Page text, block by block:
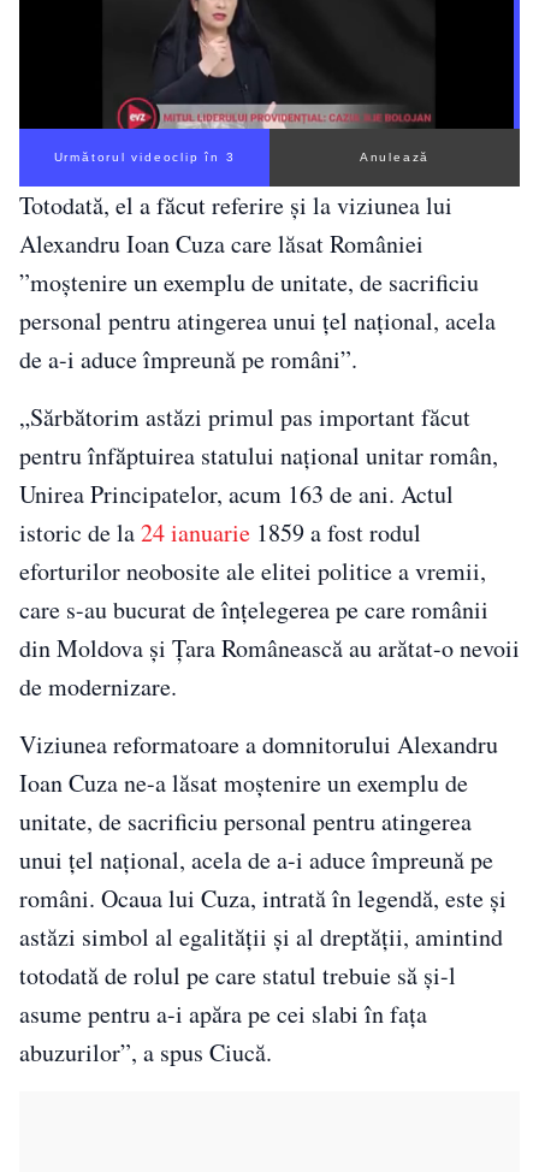
Următorul videoclip în 2 Anulează
Totodată, el a făcut referire și la viziunea lui
Alexandru Ioan Cuza care lăsat României
”moştenire un exemplu de unitate, de sacrificiu
personal pentru atingerea unui ţel naţional, acela
de a-i aduce împreună pe români”.
„Sărbătorim astăzi primul pas important făcut
pentru înfăptuirea statului naţional unitar român,
Unirea Principatelor, acum 163 de ani. Actul
istoric de la24 ianuarie 1859 a fost rodul
eforturilor neobosite ale elitei politice a vremii,
care s-au bucurat de înţelegerea pe care românii
din Moldova şi Ţara Românească au arătat-o nevoii
de modernizare.
Viziunea reformatoare a domnitorului Alexandru
Ioan Cuza ne-a lăsat moştenire un exemplu de
unitate, de sacrificiu personal pentru atingerea
unui ţel naţional, acela de a-i aduce împreună pe
români. Ocaua lui Cuza, intrată în legendă, este şi
astăzi simbol al egalităţii şi al dreptăţii, amintind
totodată de rolul pe care statul trebuie să şi-l
asume pentru a-i apăra pe cei slabi în faţa
abuzurilor”, a spus Ciucă.